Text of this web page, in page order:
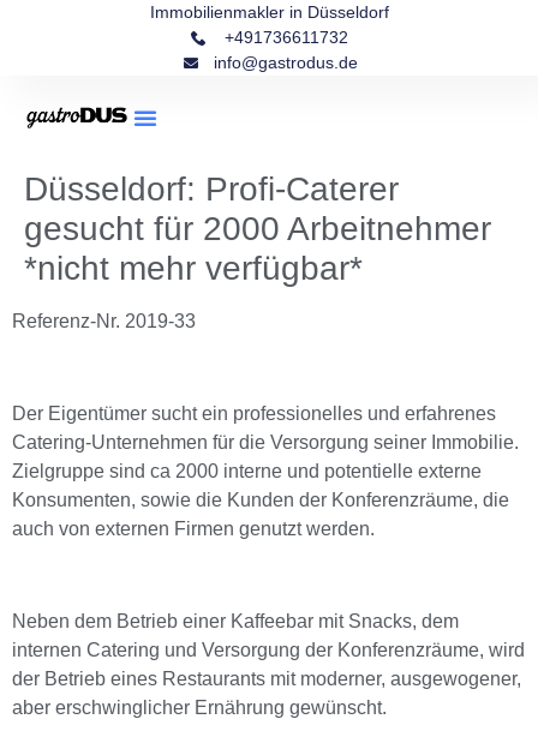
Immobilienmakler in Düsseldorf
info@gastrodus.de
+491736611732
Düsseldorf: Profi-Caterer
gesucht für 2000 Arbeitnehmer
*nicht mehr verfügbar*
Referenz-Nr. 2019-33
Der Eigentümer sucht ein professionelles und erfahrenes
Catering-Unternehmen für die Versorgung seiner Immobilie.
Zielgruppe sind ca 2000 interne und potentielle externe
Konsumenten, sowie die Kunden der Konferenzräume, die
auch von externen Firmen genutzt werden.
Neben dem Betrieb einer Kaffeebar mit Snacks, dem
internen Catering und Versorgung der Konferenzräume, wird
der Betrieb eines Restaurants mit moderner, ausgewogener,
aber erschwinglicher Ernährung gewünscht.